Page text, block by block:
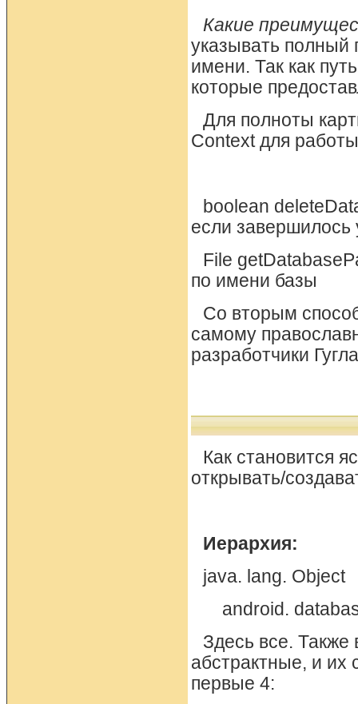
Какие
указывать полный
имени. Так как
которые
Для полноты
Context для
boolean
если завершилось
File
по имени базы
Со вторым
самому
разработчики
Как становится
открывать/
Иерархия:
java. lang. Object
android.
Здесь все.
абстрактные, и их
первые 4: